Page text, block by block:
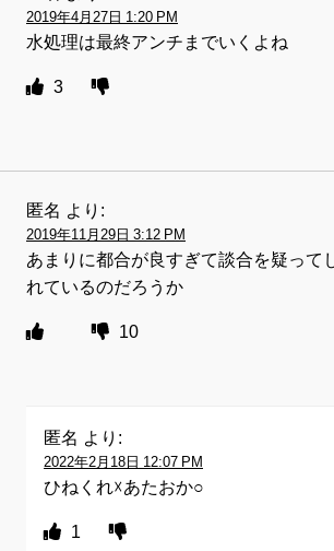
2019年4月27日 1:20 PM
水処理は最終アンチまでいくよね
3
匿名 より:
2019年11月29日 3:12 PM
あまりに都合が良すぎて談合を疑って
れているのだろうか
10
匿名 より:
2022年2月18日 12:07 PM
ひねくれ☓あたおか○
1